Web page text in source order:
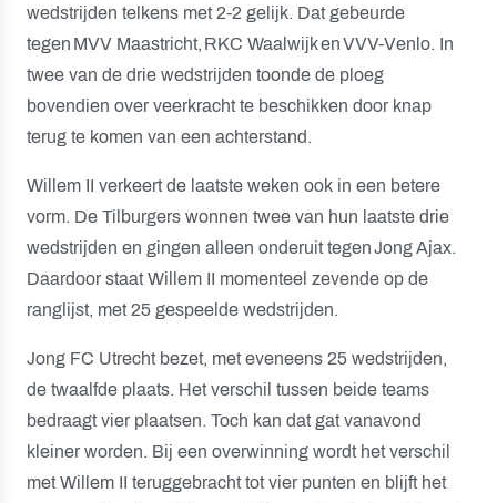
wedstrijden telkens met 2-2 gelijk. Dat gebeurde
tegen MVV Maastricht, RKC WaalwijkenVVV-Venlo. In
twee van de drie wedstrijden toonde de ploeg
bovendien over veerkracht te beschikken door knap
terug te komen van een achterstand.
Willem II verkeert de laatste weken ook in een betere
vorm. De Tilburgers wonnen twee van hun laatste drie
wedstrijden en gingen alleen onderuit tegenJong Ajax.
Daardoor staat Willem II momenteel zevende op de
ranglijst, met 25 gespeelde wedstrijden.
Jong FC Utrecht bezet, met eveneens 25 wedstrijden,
de twaalfde plaats. Het verschil tussen beide teams
bedraagt vier plaatsen. Toch kan dat gat vanavond
kleiner worden. Bij een overwinning wordt het verschil
met Willem II teruggebracht tot vier punten en blijft het